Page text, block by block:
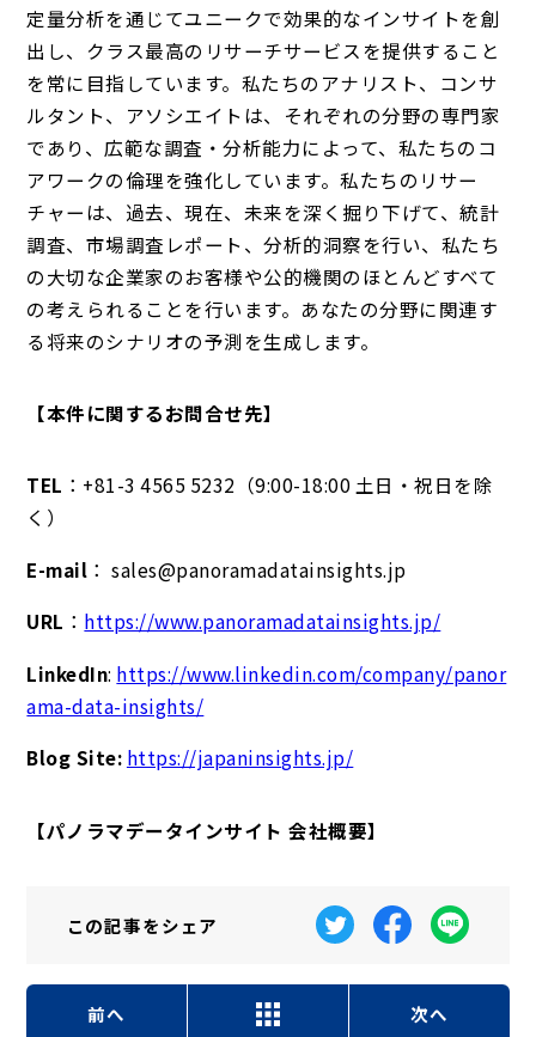
定量分析を通じてユニークで効果的なインサイトを創
出し、クラス最高のリサーチサービスを提供すること
を常に目指しています。私たちのアナリスト、コンサ
ルタント、アソシエイトは、それぞれの分野の専門家
であり、広範な調査・分析能力によって、私たちのコ
アワークの倫理を強化しています。私たちのリサー
チャーは、過去、現在、未来を深く掘り下げて、統計
調査、市場調査レポート、分析的洞察を行い、私たち
の大切な企業家のお客様や公的機関のほとんどすべて
の考えられることを行います。あなたの分野に関連す
る将来のシナリオの予測を生成します。
【本件に関するお問合せ先】
TEL ：+81-3 4565 5232（9:00-18:00 土日・祝日を除
く）
E-mail ： sales@panoramadatainsights.jp
URL ： https://www.panoramadatainsights.jp/
LinkedIn: https://www.linkedin.com/company/panor
ama-data-insights/
Blog Site: https://japaninsights.jp/
【パノラマデータインサイト 会社概要】
この記事をシェア
前へ 次へ